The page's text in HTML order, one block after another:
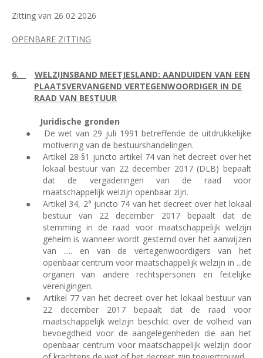
Zitting van 26 02 2026
OPENBARE ZITTING
6.
WELZIJNSBAND MEETJESLAND: AANDUIDEN VAN EEN
PLAATSVERVANGEND VERTEGENWOORDIGER IN DE
RAAD VAN BESTUUR
Juridische gronden
●
De wet van 29 juli 1991 betreffende de uitdrukkelijke
motivering van de bestuurshandelingen.
●
Artikel 28 §1 juncto artikel 74 van het decreet over het
lokaal bestuur van 22 december 2017 (DLB) bepaalt
dat de vergaderingen van de raad voor
maatschappelijk welzijn openbaar zijn.
●
Artikel 34, 2° juncto 74 van het decreet over het lokaal
bestuur van 22 december 2017 bepaalt dat de
stemming in de raad voor maatschappelijk welzijn
geheim is wanneer wordt gestemd over het aanwijzen
van ..... en van de vertegenwoordigers van het
openbaar centrum voor maatschappelijk welzijn in ...de
organen van andere rechtspersonen en feitelijke
verenigingen.
●
Artikel 77 van het decreet over het lokaal bestuur van
22 december 2017 bepaalt dat de raad voor
maatschappelijk welzijn beschikt over de volheid van
bevoegdheid voor de aangelegenheden die aan het
openbaar centrum voor maatschappelijk welzijn door